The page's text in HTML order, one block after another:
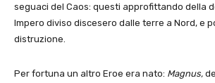
seguaci del Caos: questi approfittando della
Impero diviso discesero dalle terre a Nord, e
distruzione.
Per fortuna un altro Eroe era nato: Magnus,